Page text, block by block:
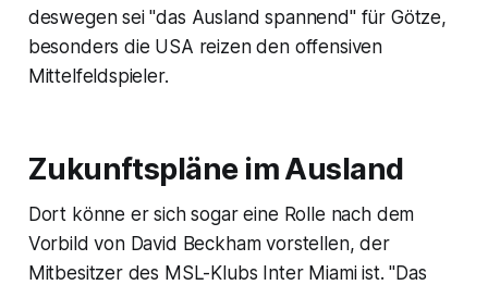
deswegen sei "das Ausland spannend" für Götze,
besonders die USA reizen den offensiven
Mittelfeldspieler.
Zukunftspläne im Ausland
Dort könne er sich sogar eine Rolle nach dem
Vorbild von David Beckham vorstellen, der
Mitbesitzer des MSL-Klubs Inter Miami ist. "Das